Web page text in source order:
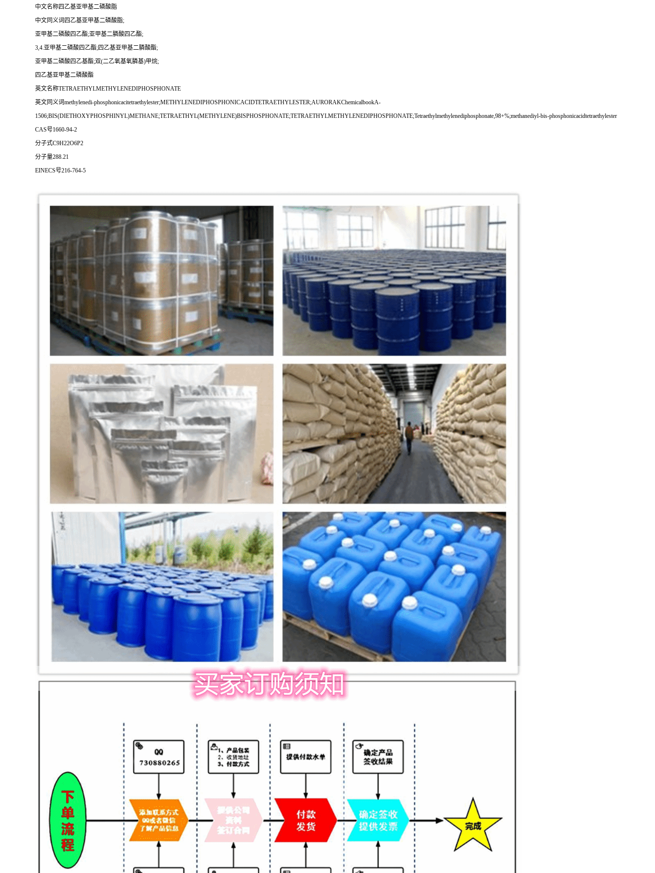
中文名称四乙基亚甲基二磷酸脂
中文同义词四乙基亚甲基二磷酸脂;
亚甲基二磷酸四乙酯;亚甲基二膦酸四乙酯;
3,4.亚甲基二磷酸四乙酯;四乙基亚甲基二膦酸酯;
亚甲基二磷酸四乙基酯;双(二乙氧基氧膦基)甲烷;
四乙基亚甲基二磷酸酯
英文名称TETRAETHYLMETHYLENEDIPHOSPHONATE
英文同义词methylenedi-phosphonicacitetraethylester;METHYLENEDIPHOSPHONICACIDTETRAETHYLESTER;AURORAKChemicalbookA-
1506;BIS(DIETHOXYPHOSPHINYL)METHANE;TETRAETHYL(METHYLENE)BISPHOSPHONATE;TETRAETHYLMETHYLENEDIPHOSPHONATE;Tetraethylmethylenediphosphonate,98+%;methanediyl-bis-phosphonicacidtetraethylester
CAS号1660-94-2
分子式C9H22O6P2
分子量288.21
EINECS号216-764-5